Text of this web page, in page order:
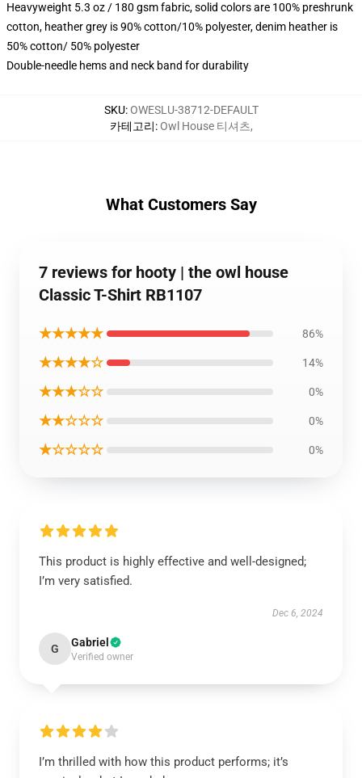
Heavyweight 5.3 oz / 180 gsm fabric, solid colors are 100% preshrunk
cotton, heather grey is 90% cotton/10% polyester, denim heather is
50% cotton/ 50% polyester
Double-needle hems and neck band for durability
SKU:OWESLU-38712-DEFAULT
카테고리:Owl House 티셔츠,
What Customers Say
7 reviews for hooty | the owl house
Classic T-Shirt RB1107
★★★★★ 86%
★★★★☆ 14%
★★★☆☆ 0%
★★☆☆☆ 0%
★☆☆☆☆ 0%
This product is highly effective and well-designed;
I’m very satisfied.
Dec 6, 2024
G Gabriel
Verified owner
I’m thrilled with how this product performs; it’s